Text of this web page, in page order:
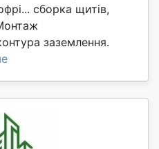
сборка щитів,
заземлення.